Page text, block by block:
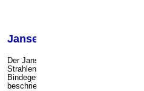
Jansens-Lippfisch
Der Jansens-Lippfisch gehört zu den
Strahlenflossern, somit besteht sein
Bindegewebsverfestigungen. Die Art
beschrieben.